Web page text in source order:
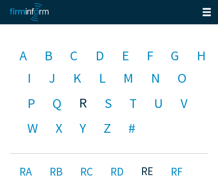
A B C D E F G
H
I
J K L M N
O
P
Q R S T U
V
W
X Y Z #
RA RB RC RD RE
RF